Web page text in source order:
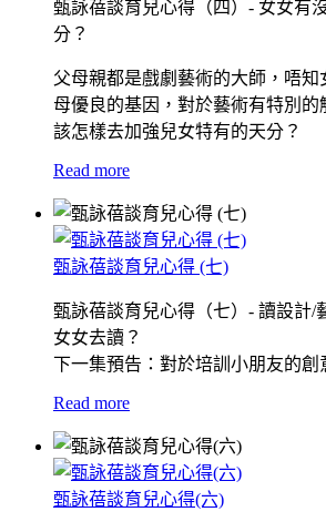
甄詠蓓談育兒心得（四）- 女女有
分？
父母親都是戲劇藝術的大師，唔知
母優良的基因，對於藝術有特別
該怎樣去加強兒女特有的天分？
Read more
甄詠蓓談育兒心得 (七)
甄詠蓓談育兒心得（七）- 讀設計/
女女去讀？
下一集預告：對於培訓小朋友的創
Read more
甄詠蓓談育兒心得(六)